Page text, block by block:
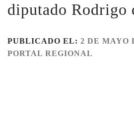
diputado Rodrigo
PUBLICADO EL: 2 DE MAYO
PORTAL REGIONAL